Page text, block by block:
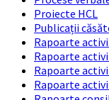
Proiecte HCL
Publicații
Rapoarte
Rapoarte
Rapoarte
Rapoarte